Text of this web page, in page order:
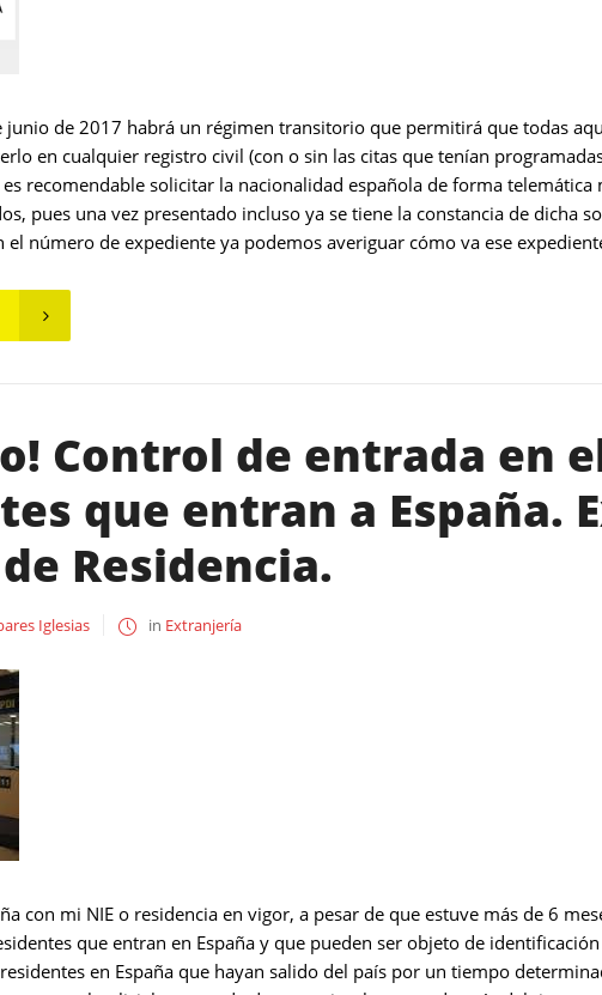
junio de 2017 habrá un régimen transitorio que permitirá que todas
en cualquier registro civil (con o sin las citas que tenían
recomendable solicitar la nacionalidad española de forma
pues una vez presentado incluso ya se tiene la constancia de dicha
el número de expediente ya podemos averiguar cómo va ese
Control de entrada en
que entran a España.
Residencia.
Iglesias in Extranjería
con mi NIE o residencia en vigor, a pesar de que estuve más de 6
que entran en España y que pueden ser objeto de
en España que hayan salido del país por un tiempo